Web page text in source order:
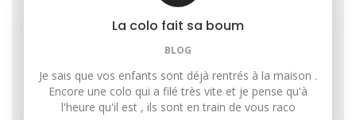
La colo fait sa boum
BLOG
Je sais que vos enfants sont déjà rentrés à la maison .
Encore une colo qui a filé très vite et je pense qu'à
l'heure qu'il est , ils sont en train de vous raco